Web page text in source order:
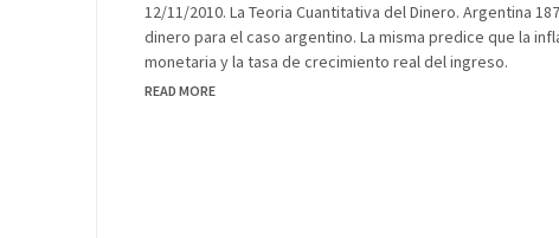
12/11/2010. La Teoria Cuantitativa del Dinero. Argentina
dinero para el caso argentino. La misma predice que la
monetaria y la tasa de crecimiento real del ingreso.
READ MORE